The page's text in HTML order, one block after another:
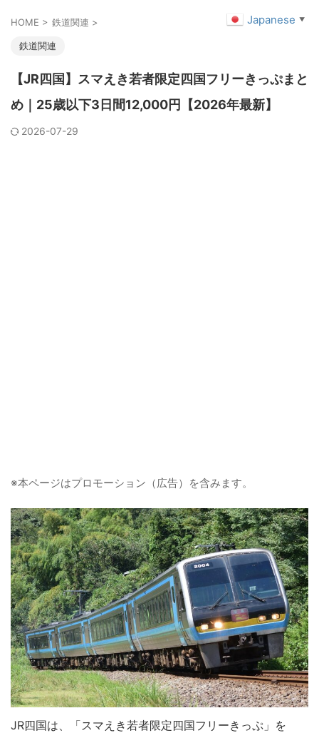
HOME > 鉄道関連 >
鉄道関連
【JR四国】スマえき若者限定四国フリーきっぷまと
め｜25歳以下3日間12,000円【2026年最新】
2026-07-29
※本ページはプロモーション（広告）を含みます。
JR四国は、「スマえき若者限定四国フリーきっぷ」を
Japanese ▼